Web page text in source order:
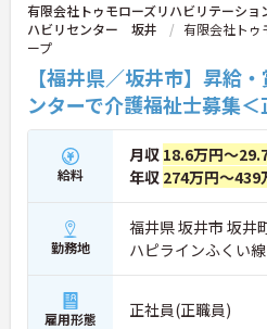
有限会社トゥモローズリハビリテーショ
ハビリセンター 坂井
有限会社トゥ
ープ
【福井県／坂井市】昇給
ンターで介護福祉士募集＜
給料
月収 18.6万円～
年収 274万円～439
勤務地
福井県 坂井市 坂井
ハピラインふくい
雇用形態 正社員(正職員)